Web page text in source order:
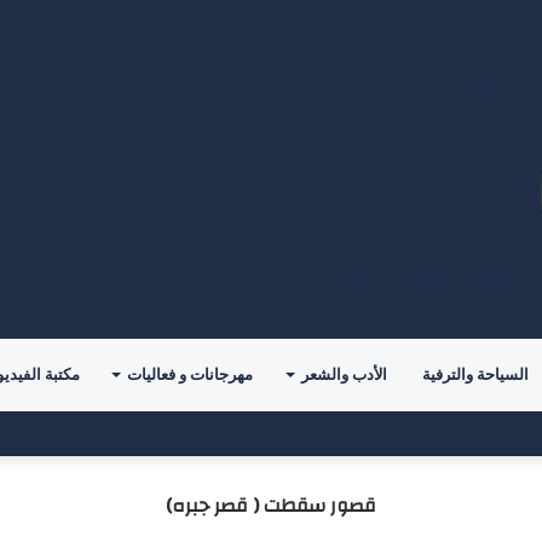
السياحة والترفية الأدب والشعر مهرجانات و فعاليات مكتبة
جديداً مع ليغانيس
قصور سقطت ( قصر جبره)